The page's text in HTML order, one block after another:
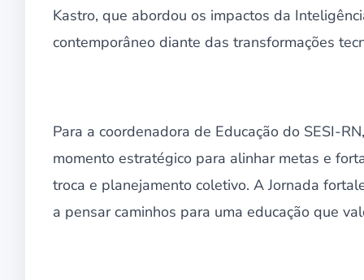
Kastro, que abordou os impactos da
contemporâneo diante das transformações
Para a coordenadora de Educação do SESI-
momento estratégico para alinhar metas e
troca e planejamento coletivo. A Jornada
a pensar caminhos para uma educação que